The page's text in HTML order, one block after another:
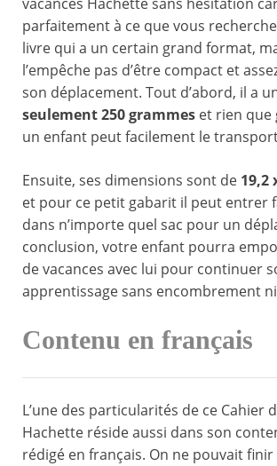
parfaitement à ce que vous
livre qui a un certain grand format,
l’empêche pas d’être compact et
son déplacement. Tout d’abord, il a
seulement 250 grammes et rien que
un enfant peut facilement le
Ensuite, ses dimensions sont de 19,2
et pour ce petit gabarit il peut entrer
dans n’importe quel sac pour un
conclusion, votre enfant pourra
de vacances avec lui pour continuer
apprentissage sans encombrement
Contenu en français
L’une des particularités de ce Cahier
Hachette réside aussi dans son
rédigé en français. On ne pouvait